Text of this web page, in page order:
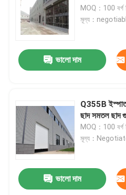
বাড়ি
MOQ：100 বর্গ
মূল্য：
ভালো দাম
Q355B ইস্পাত
ছাদ সমতল ছাদ
MOQ：100 বর্গ
মূল্য：
ভালো দাম